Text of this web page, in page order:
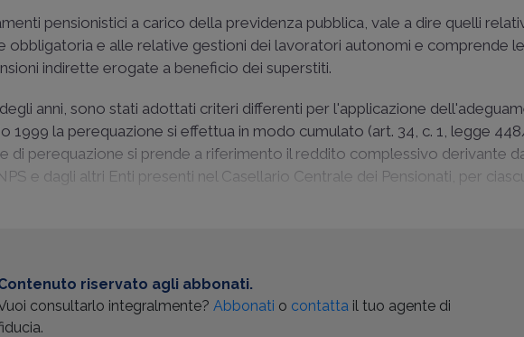
pensionistici a carico della previdenza pubblica, vale a dire quelli
obbligatoria e alle relative gestioni dei lavoratori autonomi e comprende
indirette erogate a beneficio dei superstiti.
anni, sono stati adottati criteri differenti per l'applicazione
1999 la perequazione si effettua in modo cumulato (art. 34, c. 1, legge
di perequazione si prende a riferimento il reddito complessivo derivante
e dagli altri Enti presenti nel Casellario Centrale dei Pensionati, per
riservato agli abbonati.
consultarlo integralmente?Abbonati o contatta il tuo agente di